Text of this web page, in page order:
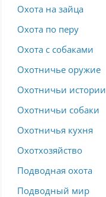
Охота на зайца
Охота по перу
Охота с собаками
Охотничье оружие
Охотничьи истории
Охотничьи собаки
Охотничья кухня
Охотхозяйство
Подводная охота
Подводный мир